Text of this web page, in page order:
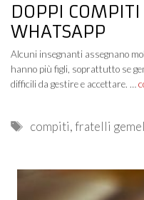
DOPPI COMPITI
WHATSAPP
Alcuni insegnanti assegnano
hanno più figli, soprattutto se
difficili da gestire e accettare. …
Tags
compiti,fratelli